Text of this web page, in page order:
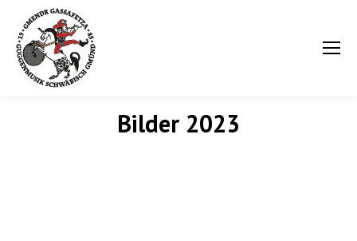
Bilder 2023
Sie befinden sich hier: